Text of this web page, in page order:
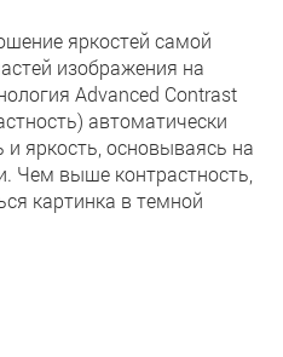
яркостей самой
изображения на
Advanced Contrast
автоматически
и яркость, основываясь на
Чем выше контрастность,
картинка в темной